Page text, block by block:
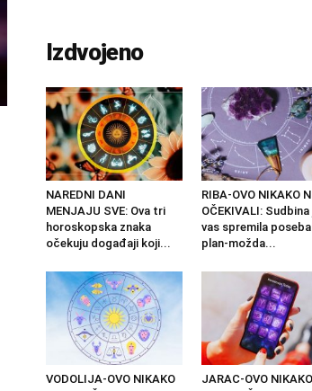
Izdvojeno
NAREDNI DANI
MENJAJU SVE: Ova tri
horoskopska znaka
očekuju događaji koji...
RIBA-OVO NIKAKO
OČEKIVALI: Sudbina
vas spremila
plan-možda...
VODOLIJA-OVO NIKAKO
JARAC-OVO NIKAKO